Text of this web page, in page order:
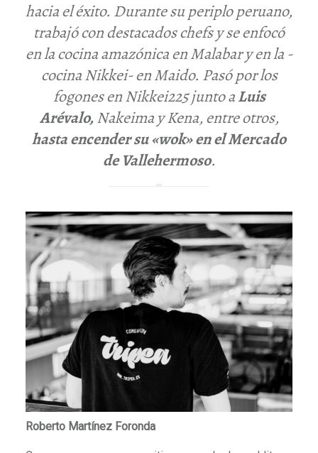
hacia el éxito. Durante su periplo peruano,
trabajó con destacados chefs y se enfocó
en la cocina amazónica enMalabary en la -
cocina Nikkei- enMaido. Pasó por los
fogones enNikkei225junto aLuis
Arévalo,NakeimayKena, entre otros,
hasta encender su «wok» en el Mercado
de Vallehermoso.
Roberto Martínez Foronda